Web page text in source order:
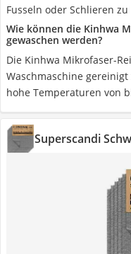
Fusseln oder Schlieren
Wie können die Kinhwa
gewaschen werden?
Die Kinhwa Mikrofaser-
Waschmaschine
hohe Temperaturen von
Superscandi